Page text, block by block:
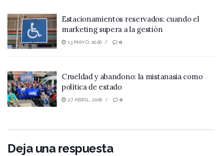
Estacionamientos reservados: cuando el
marketing supera a la gestión
13 MAYO, 2026 0
Crueldad y abandono: la mistanasia como
política de estado
27 ABRIL, 2026 0
Deja una respuesta